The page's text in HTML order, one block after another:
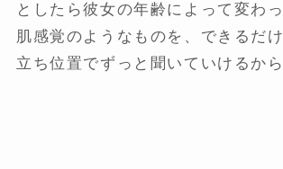
としたら彼女の年齢によって変わ
肌感覚のようなものを、できるだ
立ち位置でずっと聞いていけるから